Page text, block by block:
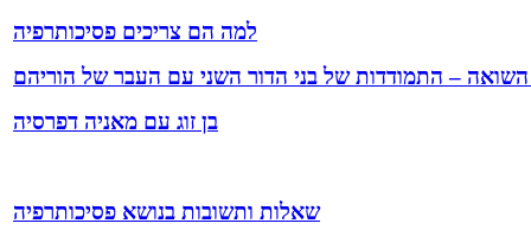
למה הם צריכים פסיכותרפיה
– התמודדות של בני הדור השני עם העבר של הוריהם
בן זוג עם מאניה דפרסיה
שאלות ותשובות בנושא פסיכותרפיה